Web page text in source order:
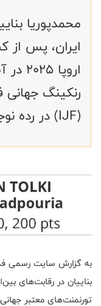
محمدپوریا
ایران، پس
رنکینگ جهانی
(IJF) در رده نوجوانان صعود کند.
به گزارش سایت رسمی
بناییان در رقابت‌های
تورنمنت‌های معتبر